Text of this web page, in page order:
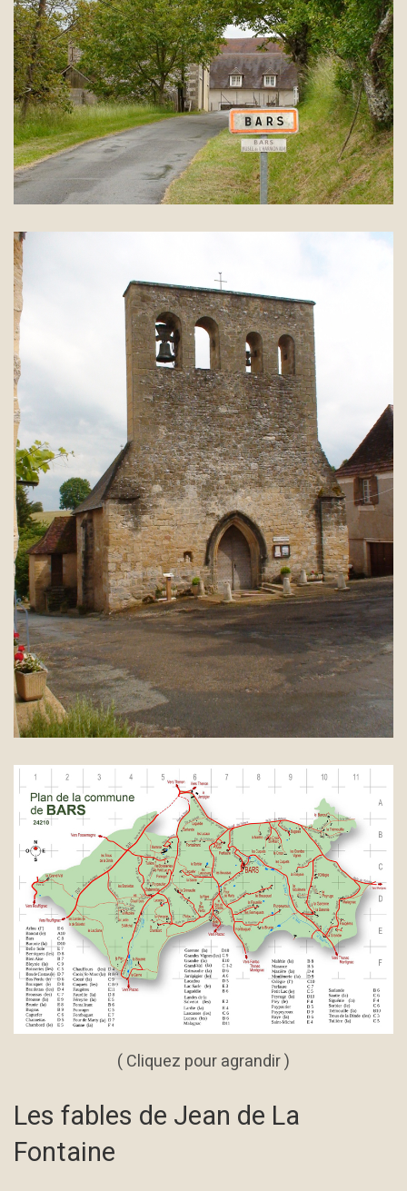
( Cliquez pour agrandir )
Les fables de Jean de La
Fontaine